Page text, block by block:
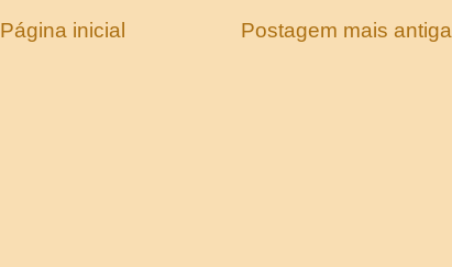
Postagem mais antiga
Página inicial